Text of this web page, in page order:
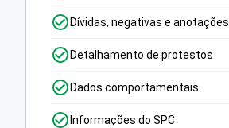
Dívidas, negativas e anotações
Detalhamento de protestos
Dados comportamentais
Informações do SPC